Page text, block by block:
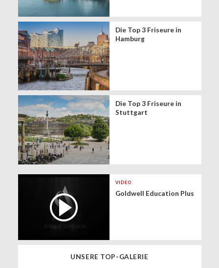
Die Top 3 Friseure in
Hamburg
Die Top 3 Friseure in
Stuttgart
VIDEO
Goldwell Education Plus
UNSERE TOP-GALERIE